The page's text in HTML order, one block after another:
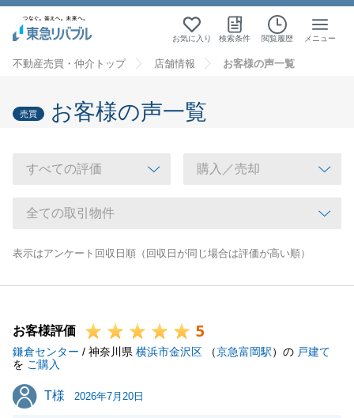
お気に入り 検索条件 閲覧履歴 メニュー
不動産売買・仲介トップ 店舗情報 お客様の声一覧
売買 お客様の声一覧
表示はアンケート回収日順（回収日が同じ場合は評価が高い順）
お客様評価 5
鎌倉センター / 神奈川県 横浜市金沢区 （京急富岡駅）の 戸建て
を ご購入
T様
T様 2026年7月20日